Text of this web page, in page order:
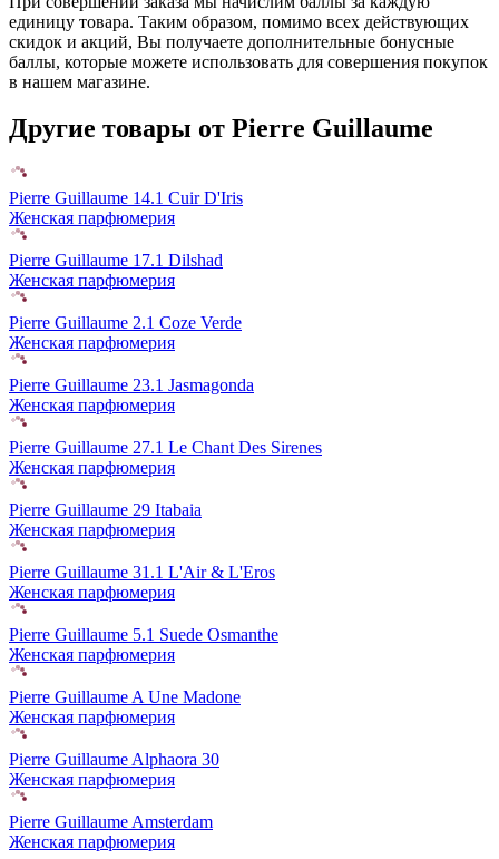
единицу товара. Таким образом, помимо всех действующих
скидок и акций, Вы получаете дополнительные бонусные
баллы, которые можете использовать для совершения покупок
в нашем магазине.
Другие товары от Pierre Guillaume
Pierre Guillaume 14.1 Cuir D'Iris
Женская парфюмерия
Pierre Guillaume 17.1 Dilshad
Женская парфюмерия
Pierre Guillaume 2.1 Coze Verde
Женская парфюмерия
Pierre Guillaume 23.1 Jasmagonda
Женская парфюмерия
Pierre Guillaume 27.1 Le Chant Des Sirenes
Женская парфюмерия
Pierre Guillaume 29 Itabaia
Женская парфюмерия
Pierre Guillaume 31.1 L'Air & L'Eros
Женская парфюмерия
Pierre Guillaume 5.1 Suede Osmanthe
Женская парфюмерия
Pierre Guillaume A Une Madone
Женская парфюмерия
Pierre Guillaume Alphaora 30
Женская парфюмерия
Pierre Guillaume Amsterdam
Женская парфюмерия